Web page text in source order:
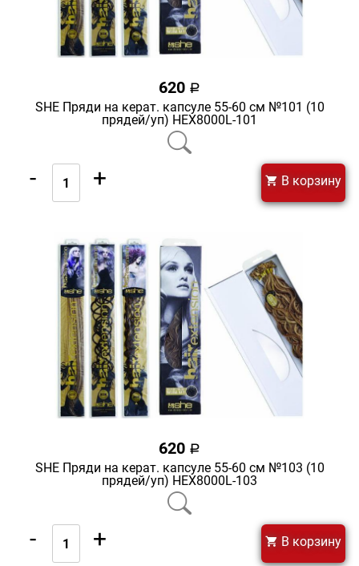
620 a
SHE Пряди на керат. капсуле 55-60 см №101 (10
прядей/уп) HEX8000L-101
- + В корзину
620 a
SHE Пряди на керат. капсуле 55-60 см №103 (10
прядей/уп) HEX8000L-103
- + В корзину